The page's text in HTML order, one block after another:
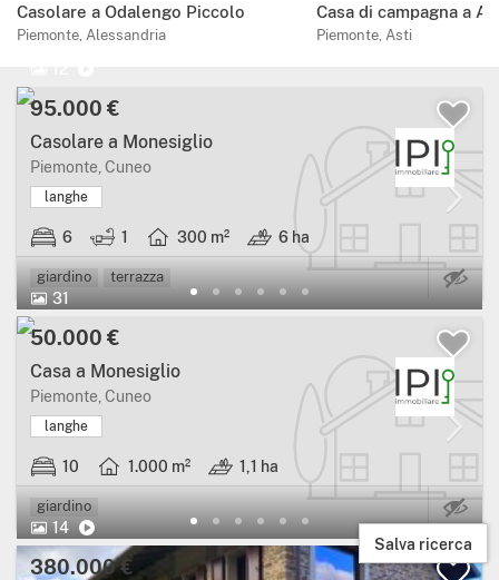
Casolare a Odalengo Piccolo
Piemonte, Alessandria
Casa di campagna a
Piemonte, Asti
95.000 €
Casolare a Monesiglio
Piemonte, Cuneo
langhe
6 1 300 m² 6 ha
giardino terrazza
31
50.000 €
Casa a Monesiglio
Piemonte, Cuneo
langhe
10 1.000 m² 1,1 ha
giardino
14
380.000 €
Salva ricerca